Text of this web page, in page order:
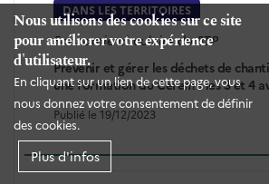
Nous utilisons des cookies sur ce site
pour améliorer votre expérience
d'utilisateur.
En cliquant sur un lien de cette page, vous
nous donnez votre consentement de définir
des cookies.
Plus d'infos
DANS LES TERRITOIRES
Economie circulaire du BTP
Prévenir et gérer les déchets de
une formation du Cerema les 3 et 4
Publié le 19/12/2023